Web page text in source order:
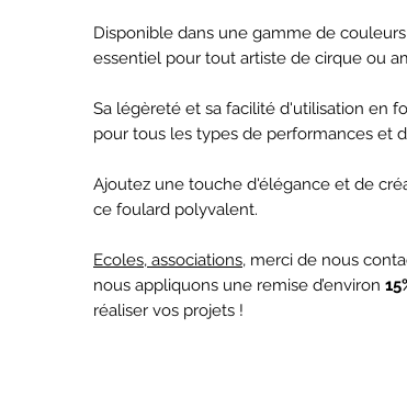
Disponible dans une gamme de
essentiel pour tout artiste de cirque ou
Sa légèreté et sa facilité d'utilisation en
pour tous les types de performances et
Ajoutez une touche d'élégance et de
ce foulard polyvalent.
Ecoles, associations, merci de nous
nous appliquons une remise d’environ
réaliser vos projets !